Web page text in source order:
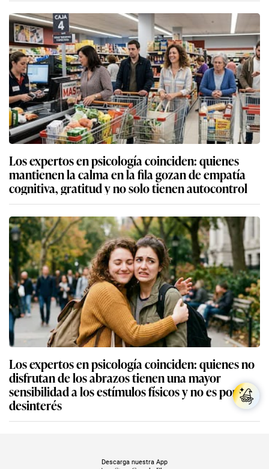
Los expertos en psicología coinciden: quienes
mantienen la calma en la fila gozan de empatía
cognitiva, gratitud y no solo tienen autocontrol
Los expertos en psicología coinciden: quienes no
disfrutan de los abrazos tienen una mayor
sensibilidad a los estímulos físicos y no es por
desinterés
Descarga nuestra App